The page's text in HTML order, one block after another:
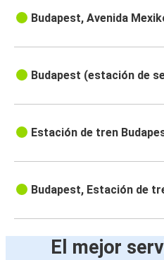
Budapest, Avenida
Budapest (estación de
Estación de tren
Budapest, Estación de
El mejor